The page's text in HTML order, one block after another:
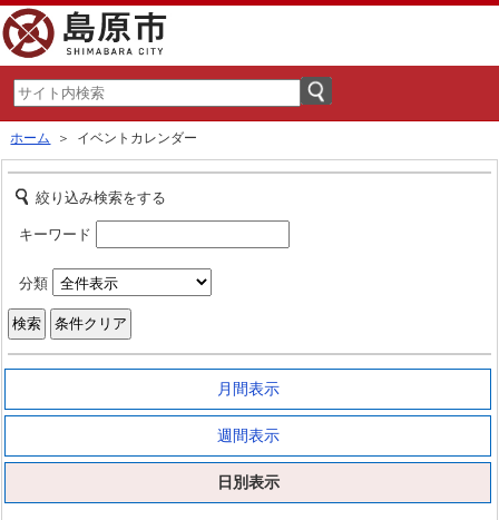
ホーム ＞ イベントカレンダー
絞り込み検索をする
キーワード
分類
月間表示
週間表示
日別表示